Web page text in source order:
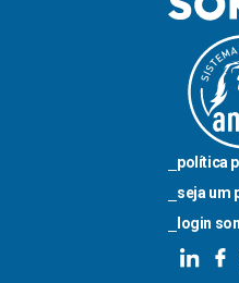
política
seja um
login